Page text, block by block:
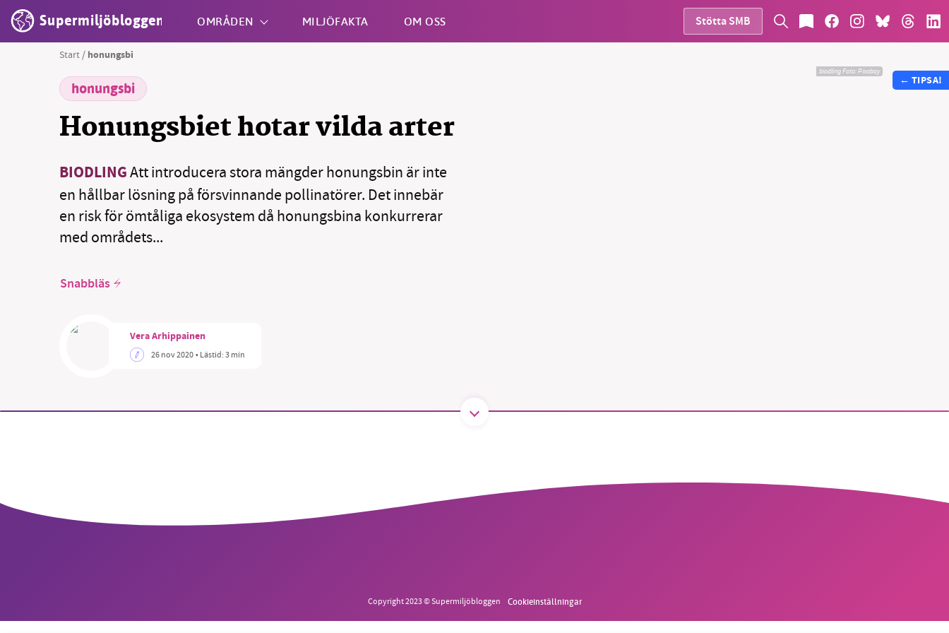
Supermiljöbloggen OMRÅDEN MILJÖFAKTA OM OSS Stötta SMB
Start / honungsbi
honungsbi
Honungsbiet hotar vilda arter
BIODLINGAtt introducera stora mängder honungsbin är inte
en hållbar lösning på försvinnande pollinatörer. Det innebär
en risk för ömtåliga ekosystem då honungsbina konkurrerar
med områdets...
Snabbläs
Vera Arhippainen
26 nov 2020• Lästid:3 min
biodlingFoto:Pixabay
← TIPSA!
Copyright 2023 © Supermiljöbloggen Cookieinställningar
SMB kämpar för en hållbar framtid. Sedan starten 2010 har vår
Stötta vårt arbete genom att swisha en slant till